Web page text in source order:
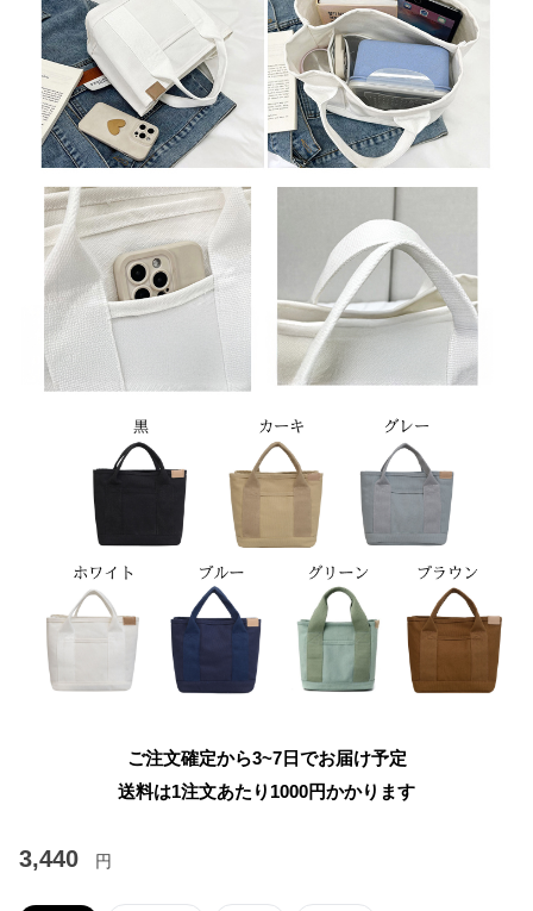
ご注文確定から3~7日でお届け予定
送料は1注文あたり 1000円かかります
3,440 円